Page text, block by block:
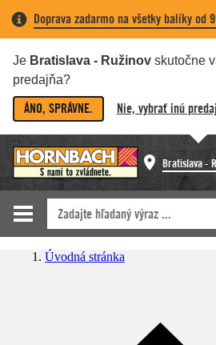
Doprava zadarmo na všetky balíky od
Je Bratislava - Ružinov skutočne
predajňa?
ÁNO, SPRÁVNE. Nie, vybrať inú
Bratislava -
Úvodná stránka